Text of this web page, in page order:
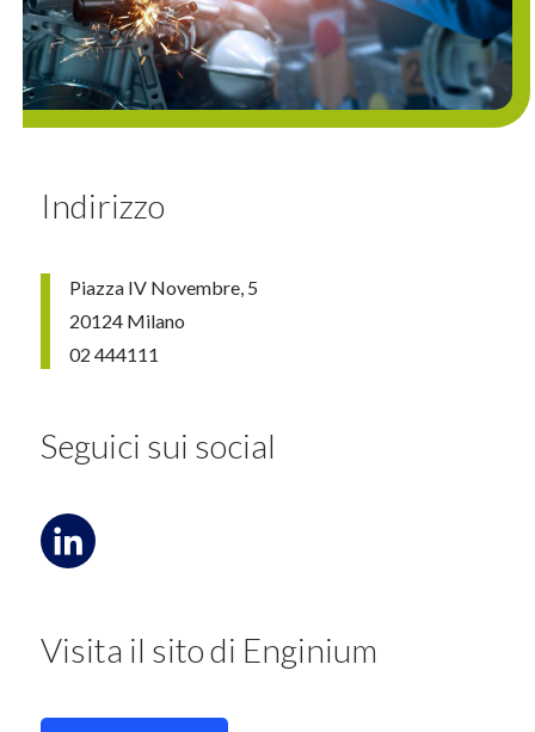
Indirizzo
Piazza IV Novembre, 5
20124 Milano
02 444111
Seguici sui social
Visita il sito di Enginium